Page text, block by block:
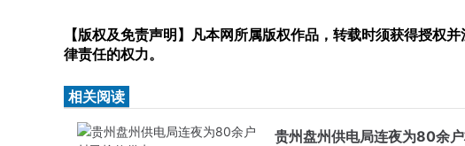
【版权及免责声明】凡本网所属版权作品，转载时须获得授权
律责任的权力。
相关阅读
贵州盘州供电局连夜为80余